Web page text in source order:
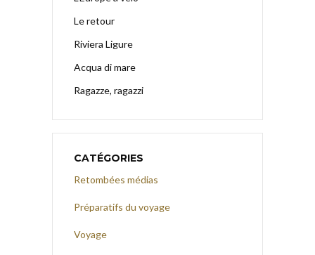
Le retour
Riviera Ligure
Acqua di mare
Ragazze, ragazzi
CATÉGORIES
Retombées médias
Préparatifs du voyage
Voyage